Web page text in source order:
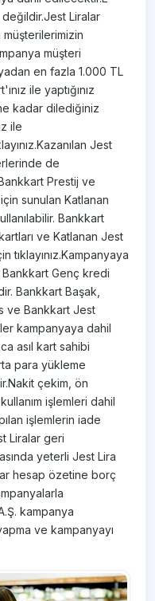
Liralar
müşterilerimizin
müşteri
en fazla 1.000 TL
ile yaptığınız
kadar dilediğiniz
ile
Jest
de
Prestij ve
sunulan Katlanan
Bankkart
ve Katlanan Jest
tıklayınız.Kampanyaya
Genç kredi
Bankkart Başak,
ve Bankkart Jest
kampanyaya dahil
asıl kart sahibi
para yükleme
çekim, ön
işlemleri dahil
işlemlerin iade
Liralar geri
yeterli Jest Lira
hesap özetine borç
kampanya
ve kampanyayı